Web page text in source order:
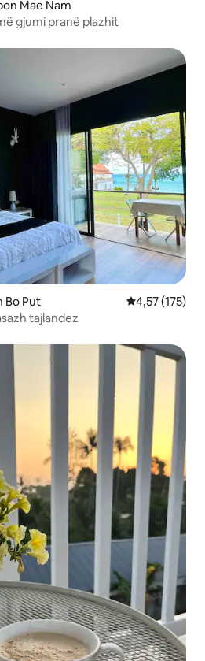
Mae Nam
gjumi pranë plazhit
Bo Put Vlerësimi
4,57 (175)
tajlandez